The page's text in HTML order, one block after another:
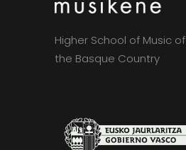
Higher School of Music of
the Basque Country